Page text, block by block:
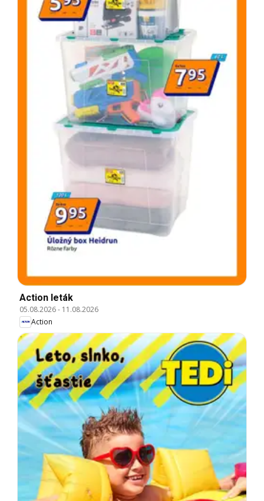
Action leták
05.08.2026- 11.08.2026
Action